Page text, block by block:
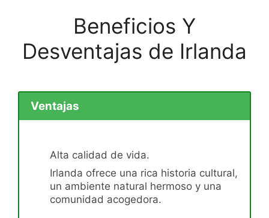
Beneficios Y
Desventajas de Irlanda
Ventajas
Alta calidad de vida.
Irlanda ofrece una rica historia cultural,
un ambiente natural hermoso y una
comunidad acogedora.